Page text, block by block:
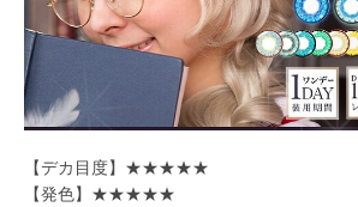
【デカ目度】★★★★★
【発色】★★★★★